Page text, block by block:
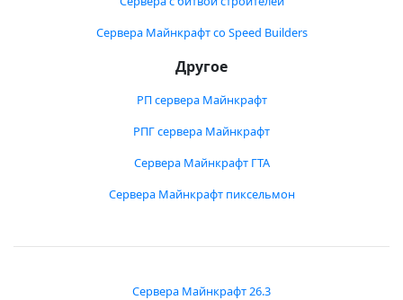
Сервера Майнкрафт со Speed Builders
Другое
РП сервера Майнкрафт
РПГ сервера Майнкрафт
Сервера Майнкрафт ГТА
Сервера Майнкрафт пиксельмон
Сервера Майнкрафт 26.3